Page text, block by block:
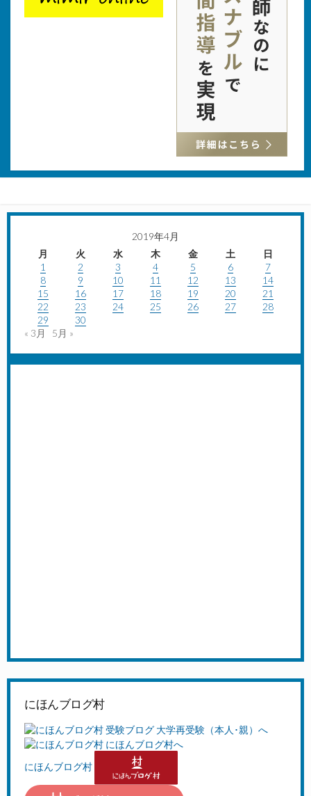
2019年4月
月
火 水 木 金 土
日
1
2 3 4 5 6
7
8
9 10 11 12 13
14
15
16 17 18 19 20
21
22
23 24 25 26 27
28
29
30
« 3月
5月 »
にほんブログ村
にほんブログ村